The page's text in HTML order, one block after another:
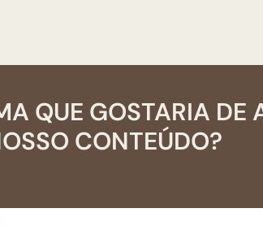
QUE GOSTARIA DE
CONTEÚDO?